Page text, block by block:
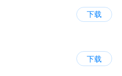
下载
下载